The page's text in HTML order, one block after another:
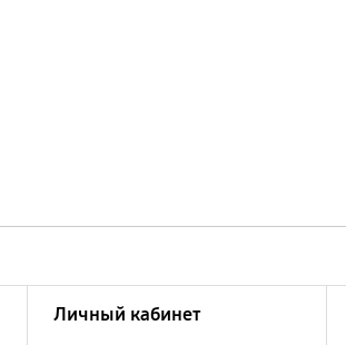
Личный кабинет